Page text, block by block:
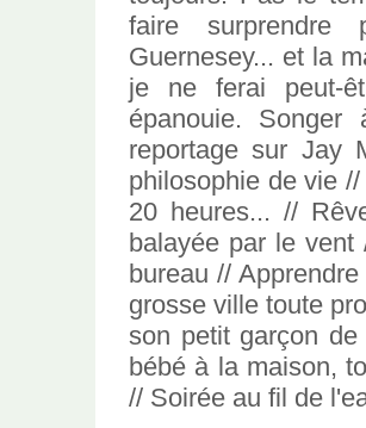
faire
Guernesey... et la
je ne ferai peut-
épanouie.
reportage sur Jay
philosophie de vie
20 heures... //
balayée par le
bureau //
grosse ville toute
son petit garçon
bébé à la maison,
// Soirée au fil de